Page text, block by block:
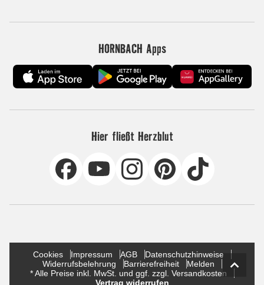
HORNBACH Apps
Hier fließt Herzblut
Cookies Impressum AGB
Datenschutzhinweise
Widerrufsbelehrung
Barrierefreiheit
Melden
* Alle Preise inkl. MwSt. und ggf. zzgl. Versandkosten
Vertrag widerrufen